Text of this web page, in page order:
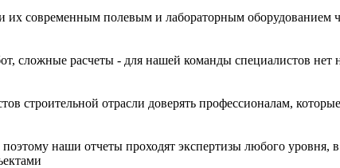
их современным полевым и лабораторным оборудованием
сложные расчеты - для нашей команды специалистов
строительной отрасли доверять профессионалам,
наши отчеты проходят экспертизы любого уровня, в